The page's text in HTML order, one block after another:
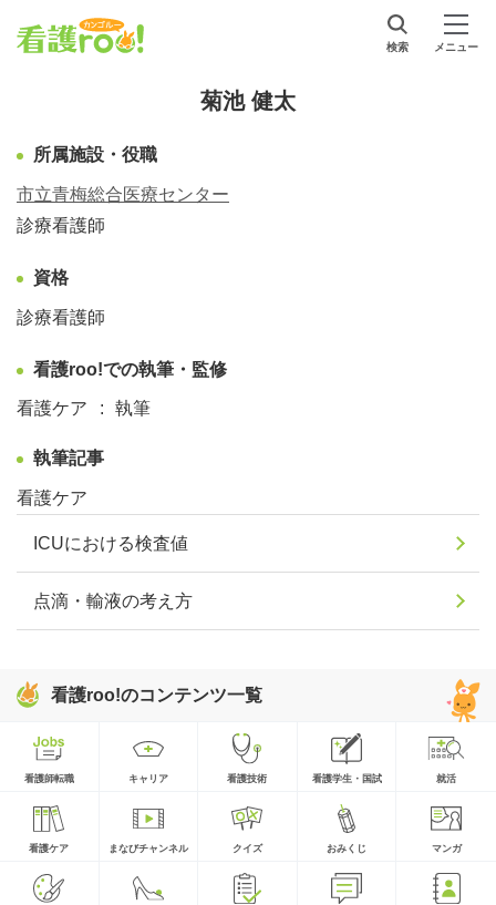
検索 メニュー
菊池 健太
所属施設・役職
市立青梅総合医療センター
診療看護師
資格
診療看護師
看護roo!での執筆・監修
看護ケア 執筆
執筆記事
看護ケア
ICUにおける検査値
点滴・輸液の考え方
看護roo!のコンテンツ一覧
看護師転職 キャリア 看護技術 看護学生・国試 就活
看護ケア まなびチャンネル クイズ おみくじ マンガ